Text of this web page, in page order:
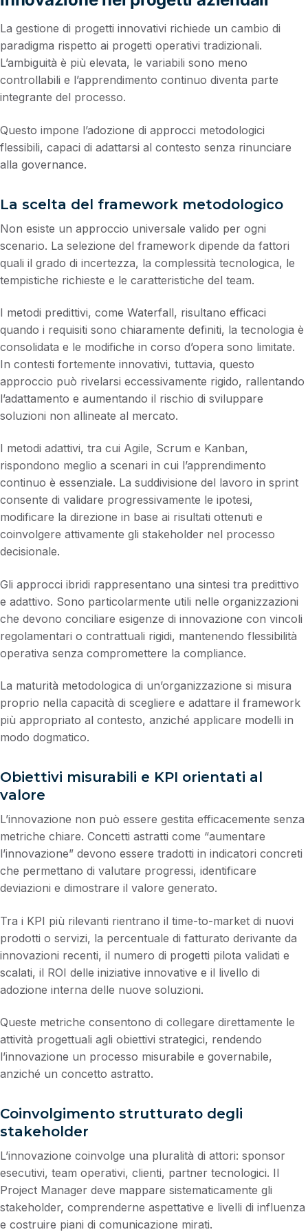
La gestione di progetti innovativi richiede un cambio di
paradigma rispetto ai progetti operativi tradizionali.
L’ambiguità è più elevata, le variabili sono meno
controllabili e l’apprendimento continuo diventa parte
integrante del processo.
Questo impone l’adozione di approcci metodologici
flessibili, capaci di adattarsi al contesto senza rinunciare
alla governance.
La scelta del framework metodologico
Non esiste un approccio universale valido per ogni
scenario. La selezione del framework dipende da fattori
quali il grado di incertezza, la complessità tecnologica, le
tempistiche richieste e le caratteristiche del team.
I metodi predittivi, come Waterfall, risultano efficaci
quando i requisiti sono chiaramente definiti, la tecnologia è
consolidata e le modifiche in corso d’opera sono limitate.
In contesti fortemente innovativi, tuttavia, questo
approccio può rivelarsi eccessivamente rigido, rallentando
l’adattamento e aumentando il rischio di sviluppare
soluzioni non allineate al mercato.
I metodi adattivi, tra cui Agile, Scrum e Kanban,
rispondono meglio a scenari in cui l’apprendimento
continuo è essenziale. La suddivisione del lavoro in sprint
consente di validare progressivamente le ipotesi,
modificare la direzione in base ai risultati ottenuti e
coinvolgere attivamente gli stakeholder nel processo
decisionale.
Gli approcci ibridi rappresentano una sintesi tra predittivo
e adattivo. Sono particolarmente utili nelle organizzazioni
che devono conciliare esigenze di innovazione con vincoli
regolamentari o contrattuali rigidi, mantenendo flessibilità
operativa senza compromettere la compliance.
La maturità metodologica di un’organizzazione si misura
proprio nella capacità di scegliere e adattare il framework
più appropriato al contesto, anziché applicare modelli in
modo dogmatico.
Obiettivi misurabili e KPI orientati al
valore
L’innovazione non può essere gestita efficacemente senza
metriche chiare. Concetti astratti come “aumentare
l’innovazione” devono essere tradotti in indicatori concreti
che permettano di valutare progressi, identificare
deviazioni e dimostrare il valore generato.
Tra i KPI più rilevanti rientrano il time-to-market di nuovi
prodotti o servizi, la percentuale di fatturato derivante da
innovazioni recenti, il numero di progetti pilota validati e
scalati, il ROI delle iniziative innovative e il livello di
adozione interna delle nuove soluzioni.
Queste metriche consentono di collegare direttamente le
attività progettuali agli obiettivi strategici, rendendo
l’innovazione un processo misurabile e governabile,
anziché un concetto astratto.
Coinvolgimento strutturato degli
stakeholder
L’innovazione coinvolge una pluralità di attori: sponsor
esecutivi, team operativi, clienti, partner tecnologici. Il
Project Manager deve mappare sistematicamente gli
stakeholder, comprenderne aspettative e livelli di influenza
e costruire piani di comunicazione mirati.